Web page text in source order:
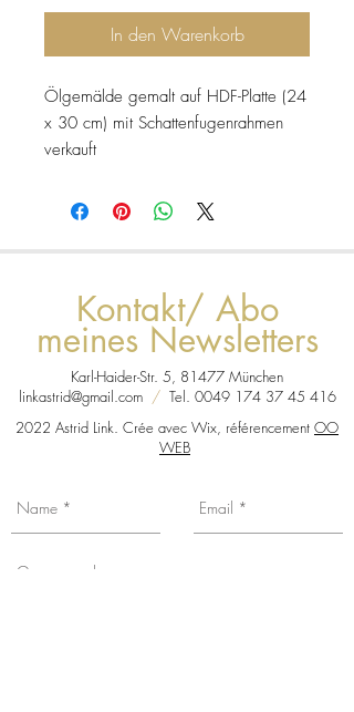
In den Warenkorb
Ölgemälde gemalt auf HDF-Platte (24
x 30 cm) mit Schattenfugenrahmen
verkauft
Kontakt/ Abo
meines Newsletters
Karl-Haider-Str. 5, 81477 München
linkastrid@gmail.com /Tel. 0049 174 37 45 416
2022 Astrid Link. Crée avec Wix, référencement OO
WEB